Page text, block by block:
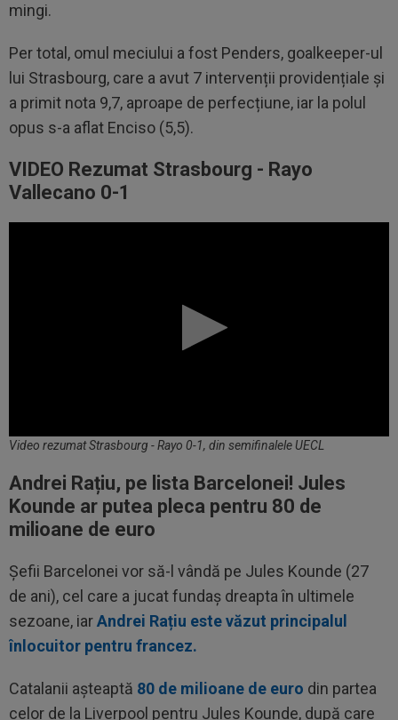
mingi.
Per total, omul meciului a fost Penders, goalkeeper-ul
lui Strasbourg, care a avut 7 intervenții providențiale și
a primit nota 9,7, aproape de perfecțiune, iar la polul
opus s-a aflat Enciso (5,5).
VIDEO Rezumat Strasbourg - Rayo
Vallecano 0-1
Video rezumat Strasbourg - Rayo 0-1, din semifinalele UECL
Andrei Rațiu, pe lista Barcelonei! Jules
Kounde ar putea pleca pentru 80 de
milioane de euro
Șefii Barcelonei vor să-l vândă pe Jules Kounde (27
de ani), cel care a jucat fundaș dreapta în ultimele
sezoane, iarAndrei Rațiu este văzut principalul
înlocuitor pentru francez.
Catalanii așteaptă 80 de milioane de euro din partea
celor de la Liverpool pentru Jules Kounde, după care